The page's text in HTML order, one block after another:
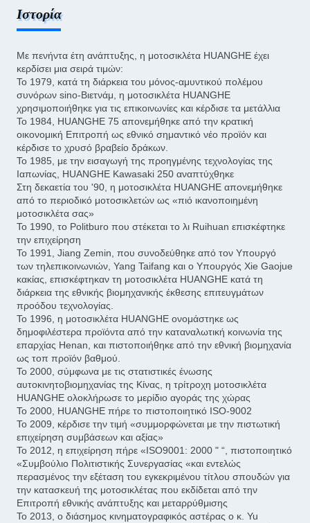
Ιστορία
Με πενήντα έτη ανάπτυξης, η μοτοσικλέτα HUANGHE έχει
κερδίσει μια σειρά τιμών:
Το 1979, κατά τη διάρκεια του μόνος-αμυντικού πολέμου
συνόρων sino-Βιετνάμ, η μοτοσικλέτα HUANGHE
χρησιμοποιήθηκε για τις επικοινωνίες και κέρδισε τα μετάλλια
Το 1984, HUANGHE 75 απονεμήθηκε από την κρατική
οικονομική Επιτροπή ως εθνικό σημαντικό νέο προϊόν και
κέρδισε το χρυσό βραβείο δράκων.
Το 1985, με την εισαγωγή της προηγμένης τεχνολογίας της
Ιαπωνίας, HUANGHE Kawasaki 250 αναπτύχθηκε
Στη δεκαετία του '90, η μοτοσικλέτα HUANGHE απονεμήθηκε
από το περιοδικό μοτοσικλετών ως «πιό ικανοποιημένη
μοτοσικλέτα σας»
Το 1990, το Politburo που στέκεται το λι Ruihuan επισκέφτηκε
την επιχείρηση
Το 1991, Jiang Zemin, που συνοδεύθηκε από τον Υπουργό
των τηλεπικοινωνιών, Yang Taifang και ο Υπουργός Xie Gaojue
κακίας, επισκέφτηκαν τη μοτοσικλέτα HUANGHE κατά τη
διάρκεια της εθνικής βιομηχανικής έκθεσης επιτευγμάτων
προόδου τεχνολογίας.
Το 1996, η μοτοσικλέτα HUANGHE ονομάστηκε ως
δημοφιλέστερα προϊόντα από την καταναλωτική κοινωνία της
επαρχίας Henan, και πιστοποιήθηκε από την εθνική βιομηχανία
ως τοπ προϊόν βαθμού.
Το 2000, σύμφωνα με τις στατιστικές ένωσης
αυτοκινητοβιομηχανίας της Κίνας, η τρίτροχη μοτοσικλέτα
HUANGHE ολοκλήρωσε το μερίδιο αγοράς της χώρας
Το 2000, HUANGHE πήρε το πιστοποιητικό ISO-9002
Το 2009, κέρδισε την τιμή «συμμορφώνεται με την πιστωτική
επιχείρηση συμβάσεων και αξίας»
Το 2012, η επιχείρηση πήρε «ISO9001: 2000 " “, πιστοποιητικό
«Συμβούλιο Πολιτιστικής Συνεργασίας «και εντελώς
περασμένος την εξέταση του εγκεκριμένου τίτλου σπουδών για
την κατασκευή της μοτοσικλέτας που εκδίδεται από την
Επιτροπή εθνικής ανάπτυξης και μεταρρύθμισης
Το 2013, ο διάσημος κινηματογραφικός αστέρας ο κ. Yu